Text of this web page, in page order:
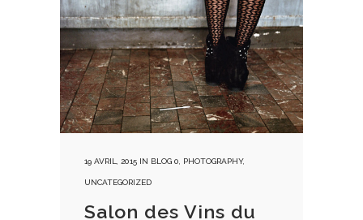
19 AVRIL, 2015 IN BLOG 0 PHOTOGRAPHY,
UNCATEGORIZED
Salon des Vins du